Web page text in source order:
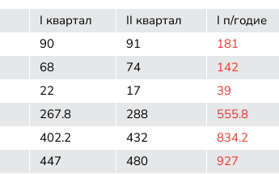
I квартал II квартал I п/годие
90 91 181
68 74 142
22 17 39
267.8 288 555.8
402.2 432 834.2
447 480 927